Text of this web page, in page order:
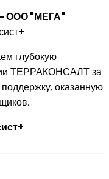
- ООО "МЕГА"
глубокую
ТЕРРАКОНСАЛТ за
оказанную